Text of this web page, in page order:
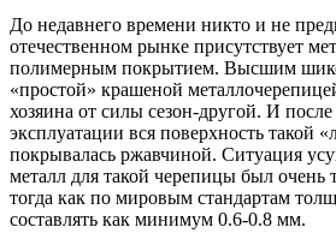
До недавнего времени никто и не
отечественном рынке присутствует
полимерным покрытием. Высшим
«простой» крашеной
хозяина от силы сезон-другой. И после
эксплуатации вся поверхность такой
покрывалась ржавчиной. Ситуация
металл для такой черепицы был очень
тогда как по мировым стандартам
составлять как минимум 0.6-0.8 мм.